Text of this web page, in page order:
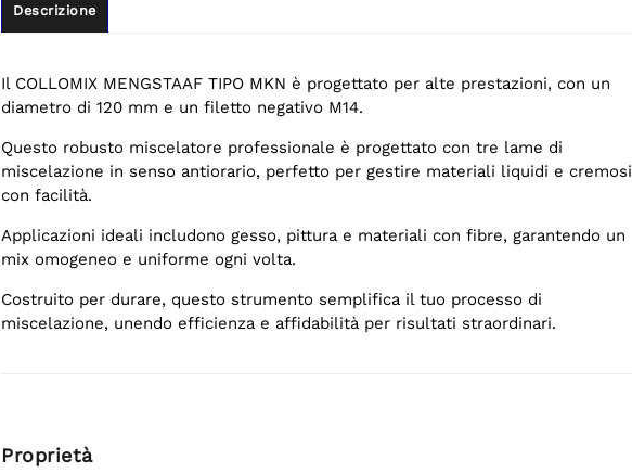
Descrizione
Il COLLOMIX MENGSTAAF TIPO MKN è progettato per alte prestazioni, con un
diametro di 120 mm e un filetto negativo M14.
Questo robusto miscelatore professionale è progettato con tre lame di
miscelazione in senso antiorario, perfetto per gestire materiali liquidi e cremosi
con facilità.
Applicazioni ideali includono gesso, pittura e materiali con fibre, garantendo un
mix omogeneo e uniforme ogni volta.
Costruito per durare, questo strumento semplifica il tuo processo di
miscelazione, unendo efficienza e affidabilità per risultati straordinari.
Proprietà